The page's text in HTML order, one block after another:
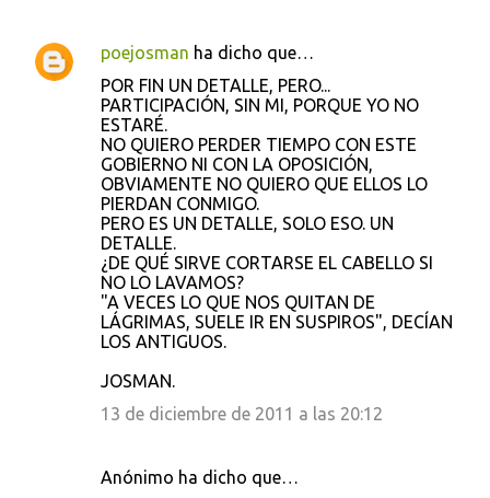
poejosman ha dicho que…
POR FIN UN DETALLE, PERO...
PARTICIPACIÓN, SIN MI, PORQUE YO NO
ESTARÉ.
NO QUIERO PERDER TIEMPO CON ESTE
GOBIERNO NI CON LA OPOSICIÓN,
OBVIAMENTE NO QUIERO QUE ELLOS LO
PIERDAN CONMIGO.
PERO ES UN DETALLE, SOLO ESO. UN
DETALLE.
¿DE QUÉ SIRVE CORTARSE EL CABELLO SI
NO LO LAVAMOS?
"A VECES LO QUE NOS QUITAN DE
LÁGRIMAS, SUELE IR EN SUSPIROS", DECÍAN
LOS ANTIGUOS.
JOSMAN.
13 de diciembre de 2011 a las 20:12
Anónimo ha dicho que…